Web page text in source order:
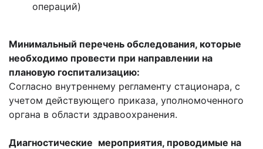
операций)
Минимальный перечень обследования, которые
необходимо провести при направлении на
плановую госпитализацию:
Согласно внутреннему регламенту стационара, с
учетом действующего приказа, уполномоченного
органа в области здравоохранения.
Диагностические мероприятия, проводимые на